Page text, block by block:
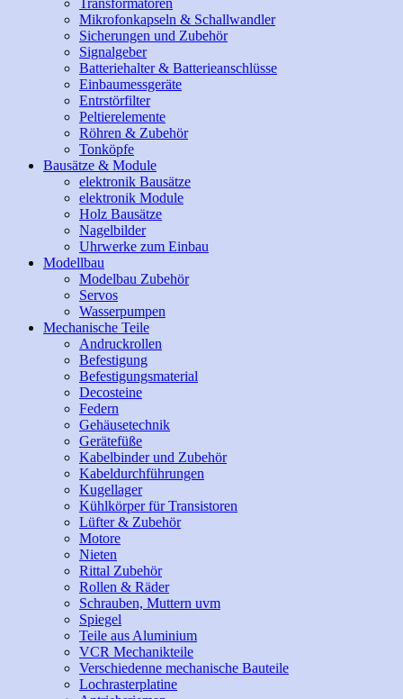
Mikrofonkapseln & Schallwandler
Sicherungen und Zubehör
Signalgeber
Batteriehalter & Batterieanschlüsse
Einbaumessgeräte
Entrstörfilter
Peltierelemente
Röhren & Zubehör
Tonköpfe
Bausätze & Module
elektronik Bausätze
elektronik Module
Holz Bausätze
Nagelbilder
Uhrwerke zum Einbau
Modellbau
Modelbau Zubehör
Servos
Wasserpumpen
Mechanische Teile
Andruckrollen
Befestigung
Befestigungsmaterial
Decosteine
Federn
Gehäusetechnik
Gerätefüße
Kabelbinder und Zubehör
Kabeldurchführungen
Kugellager
Kühlkörper für Transistoren
Lüfter & Zubehör
Motore
Nieten
Rittal Zubehör
Rollen & Räder
Schrauben, Muttern uvm
Spiegel
Teile aus Aluminium
VCR Mechanikteile
Verschiedenne mechanische Bauteile
Lochrasterplatine